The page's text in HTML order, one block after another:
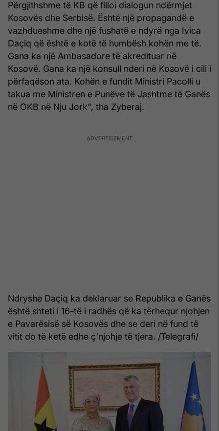
Përgjithshme të KB që filloi dialogun ndërmjet
Kosovës dhe Serbisë. Është një propagandë e
vazhdueshme dhe një fushatë e ndyrë nga Ivica
Daçiq që është e kotë të humbësh kohën me të.
Gana ka një Ambasadore të akredituar në
Kosovë. Gana ka një konsull nderi në Kosovë i cili i
përfaqëson ata. Kohën e fundit Ministri Pacolli u
takua me Ministren e Punëve të Jashtme të Ganës
në OKB në Nju Jork", tha Zyberaj.
Ndryshe Daçiq ka deklaruar se Republika e Ganës
është shteti i 16-të i radhës që ka tërhequr njohjen
e Pavarësisë së Kosovës dhe se deri në fund të
vitit do të ketë edhe ç'njohje të tjera. /Telegrafi/